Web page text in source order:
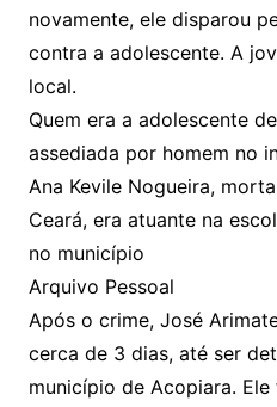
novamente, ele disparou
contra a adolescente. A
local.
Quem era a adolescente
assediada por homem no
Ana Kevile Nogueira,
Ceará, era atuante na
no município
Arquivo Pessoal
Após o crime, José
cerca de 3 dias, até ser
município de Acopiara.